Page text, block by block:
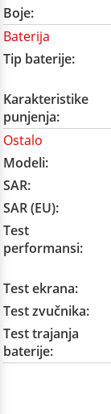
Boje:
Baterija
Tip baterije:
Karakteristike
punjenja:
Ostalo
Modeli:
SAR:
SAR (EU):
Test
performansi:
Test ekrana:
Test zvučnika:
Test trajanja
baterije: